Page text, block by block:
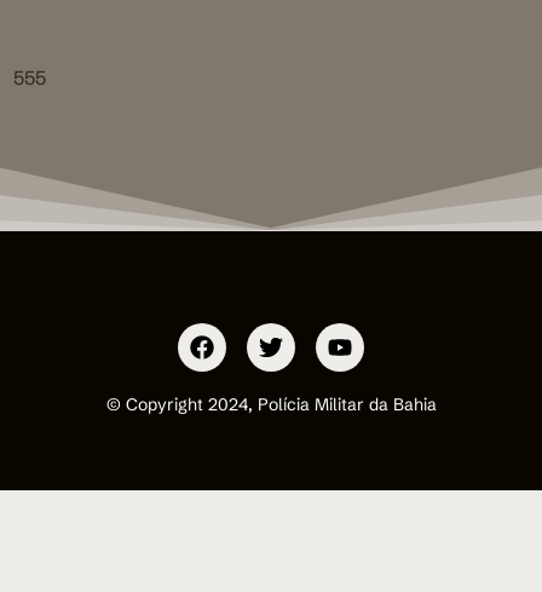
555
© Copyright 2024, Polícia Militar da Bahia